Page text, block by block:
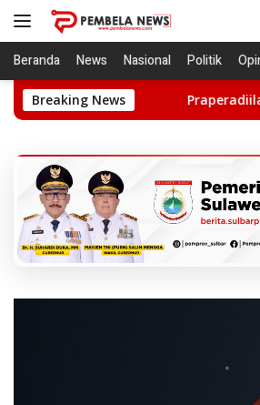
Langsung
Beranda News Nasional Politik
Breaking News
Ke APH Praperadiilan